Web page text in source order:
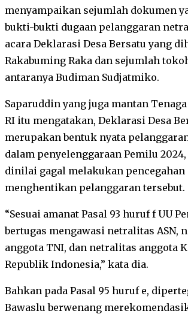
menyampaikan sejumlah dokumen
bukti-bukti dugaan pelanggaran
acara Deklarasi Desa Bersatu yang
Rakabuming Raka dan sejumlah
antaranya Budiman Sudjatmiko.
Saparuddin yang juga mantan
RI itu mengatakan, Deklarasi Desa
merupakan bentuk nyata
dalam penyelenggaraan Pemilu
dinilai gagal melakukan pencegahan
menghentikan pelanggaran tersebut.
“Sesuai amanat Pasal 93 huruf f UU
bertugas mengawasi netralitas ASN,
anggota TNI, dan netralitas anggota
Republik Indonesia,” kata dia.
Bahkan pada Pasal 95 huruf e,
Bawaslu berwenang